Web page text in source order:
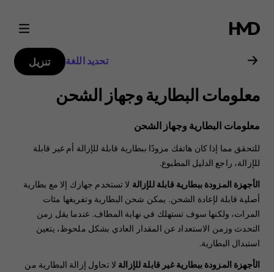
دليل
مستخدم
Nokia
1.3
تحديد اللغة تنزيل
معلومات البطارية وجهاز الشحن
معلومات البطارية وجهاز الشحن
للتحقق مما إذا كان هاتفك مزودًا ببطارية قابلة للإزالة أم غير قابلة
للإزالة، راجع الدليل المطبوع.
الأجهزة المزودة ببطارية قابلة للإزالة لا تستخدم جهازك إلا مع بطارية
أصلية قابلة لإعادة الشحن. يمكن شحن البطارية وتفريغها مئات
المرات، ولكنها سوف تستهلك في نهاية المطاف. عندما يقل زمن
التحدث وزمن الاستعداد عن المقدار العادي بشكل ملحوظ، يتعين
استبدال البطارية.
الأجهزة المزودة ببطارية غير قابلة للإزالة لا تحاول إزالة البطارية من